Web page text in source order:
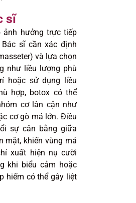
sĩ
ảnh hưởng trực tiếp
sĩ cần xác định
và lựa chọn
như liều lượng phù
hoặc sử dụng liều
hợp, botox có thể
cơ lân cận như
cơ gò má lớn. Điều
sự cân bằng giữa
mặt, khiến vùng má
xuất hiện nụ cười
khi biểu cảm hoặc
hiếm có thể gây liệt